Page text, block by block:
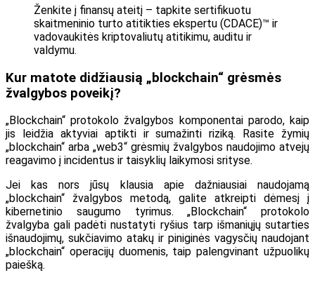
Ženkite į finansų ateitį – tapkite sertifikuotu
skaitmeninio turto atitikties ekspertu (CDACE)™ ir
vadovaukitės kriptovaliutų atitikimu, auditu ir
valdymu.
Kur matote didžiausią „blockchain“ grėsmės
žvalgybos poveikį?
„Blockchain“ protokolo žvalgybos komponentai parodo, kaip
jis leidžia aktyviai aptikti ir sumažinti riziką. Rasite žymių
„blockchain“ arba „web3“ grėsmių žvalgybos naudojimo atvejų
reagavimo į incidentus ir taisyklių laikymosi srityse.
Jei kas nors jūsų klausia apie dažniausiai naudojamą
„blockchain“ žvalgybos metodą, galite atkreipti dėmesį į
kibernetinio saugumo tyrimus. „Blockchain“ protokolo
žvalgyba gali padėti nustatyti ryšius tarp išmaniųjų sutarties
išnaudojimų, sukčiavimo atakų ir piniginės vagysčių naudojant
„blockchain“ operacijų duomenis, taip palengvinant užpuolikų
paiešką.